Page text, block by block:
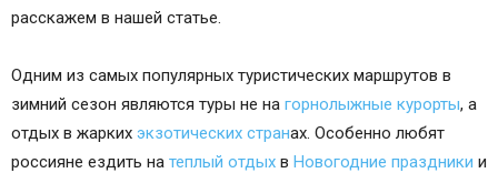
расскажем в нашей статье.
Одним из самых популярных туристических маршрутов в
зимний сезон являются туры не на горнолыжные курорты, а
отдых в жарких экзотических странах. Особенно любят
россияне ездить на теплый отдых в Новогодние праздники и